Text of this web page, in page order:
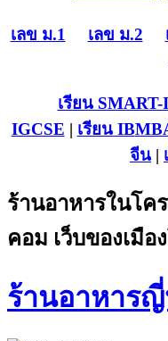
เลข ม.1 เลข ม.2
เรียน
IGCSE | เรียน IB
จีน |
ร้านอาหารในโค
คอม เว็บของเมือ
ร้านอาหาร